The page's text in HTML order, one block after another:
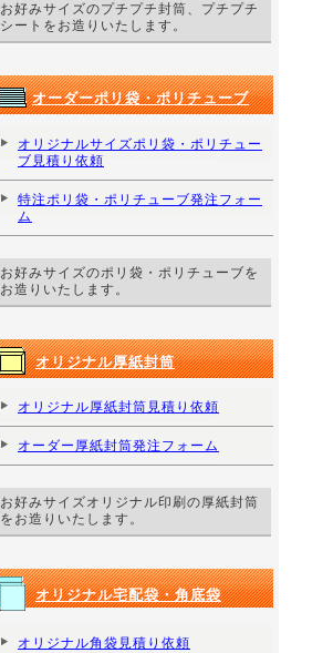
お好みサイズのプチプチ封筒、プチプチ
シートをお造りいたします。
オーダーポリ袋・ポリチューブ
オリジナルサイズポリ袋・ポリチュー
ブ見積り依頼
特注ポリ袋・ポリチューブ発注フォー
ム
お好みサイズのポリ袋・ポリチューブを
お造りいたします。
オリジナル厚紙封筒
オリジナル厚紙封筒見積り依頼
オーダー厚紙封筒発注フォーム
お好みサイズオリジナル印刷の厚紙封筒
をお造りいたします。
オリジナル宅配袋・角底袋
オリジナル角袋見積り依頼